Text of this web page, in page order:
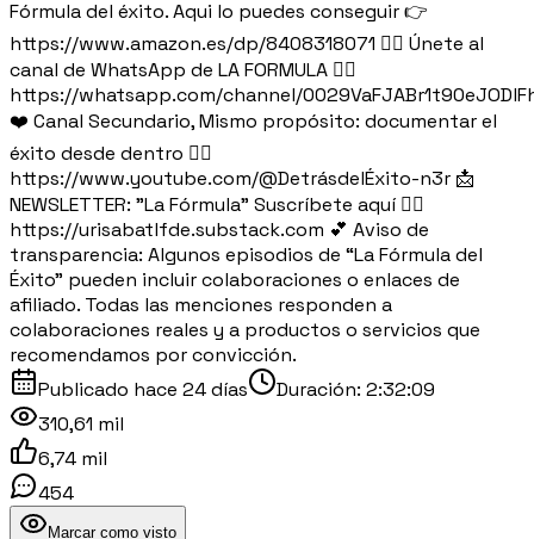
Fórmula del éxito. Aqui lo puedes conseguir 👉
https://www.amazon.es/dp/8408318071 👉🏽 Únete al
canal de WhatsApp de LA FORMULA 👉🏽
https://whatsapp.com/channel/
❤️ Canal Secundario, Mismo propósito: documentar el
éxito desde dentro 👉🏻
https://www.youtube.com/@DetrásdelÉxito-n3r 📩
NEWSLETTER: "La Fórmula" Suscríbete aquí 👉🏽
https://urisabatlfde.substack.com 💕 Aviso de
transparencia: Algunos episodios de “La Fórmula del
Éxito” pueden incluir colaboraciones o enlaces de
afiliado. Todas las menciones responden a
colaboraciones reales y a productos o servicios que
recomendamos por convicción.
Publicado hace 24 días Duración: 2:32:09
310,61 mil
6,74 mil
454
Marcar como visto